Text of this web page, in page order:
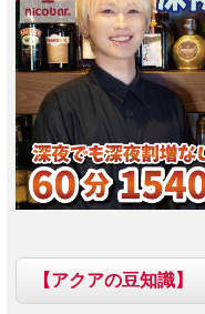
【アクアの豆知識】